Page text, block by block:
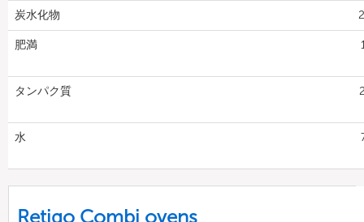
炭水化物
肥満
タンパク質
水
Retigo Combi ovens